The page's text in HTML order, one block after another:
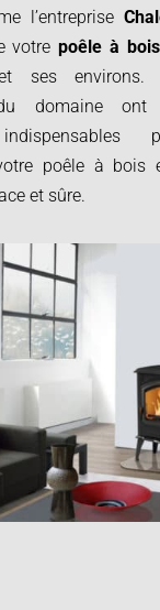
l’entreprise
votrepoêle à
ses environs.
domaine ont
indispensables
poêle à bois
et sûre.